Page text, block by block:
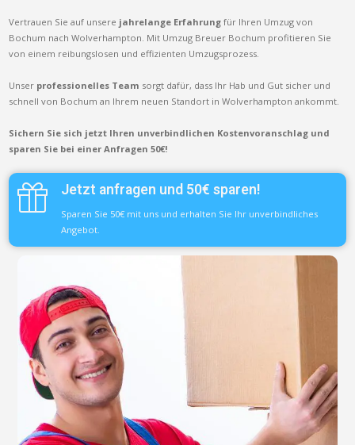
Vertrauen Sie auf unsere jahrelange Erfahrung für Ihren Umzug von
Bochum nach Wolverhampton. Mit Umzug Breuer Bochum profitieren Sie
von einem reibungslosen und effizienten Umzugsprozess.
Unser professionelles Team sorgt dafür, dass Ihr Hab und Gut sicher und
schnell von Bochum an Ihrem neuen Standort in Wolverhampton ankommt.
Sichern Sie sich jetzt Ihren unverbindlichen Kostenvoranschlag und
sparen Sie bei einer Anfragen 50€!
Jetzt anfragen und 50€ sparen!
Sparen Sie 50€ mit uns und erhalten Sie Ihr unverbindliches
Angebot.